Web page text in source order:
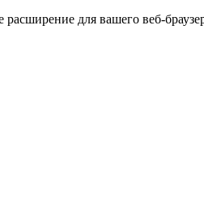
для вашего веб-